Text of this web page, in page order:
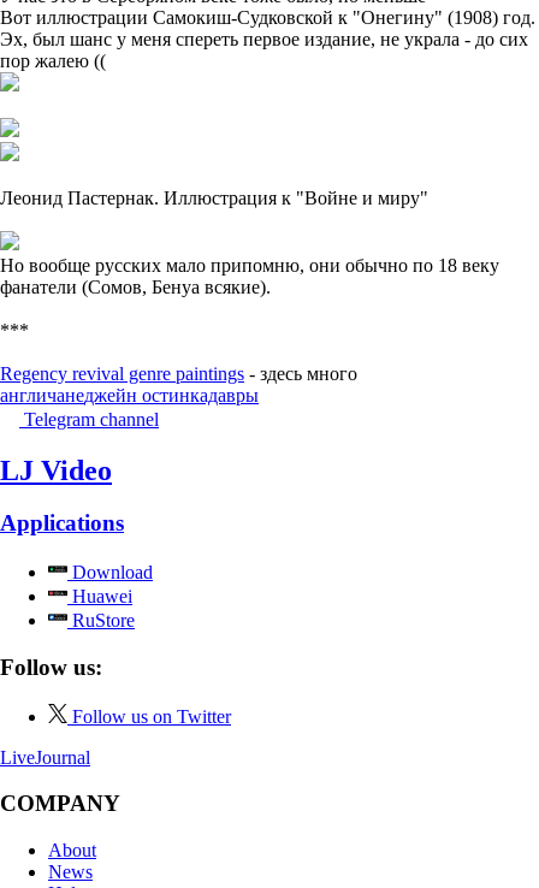
Вот иллюстрации Самокиш-Судковской к "Онегину" (1908) год.
Эх, был шанс у меня спереть первое издание, не украла - до сих
пор жалею ((
Леонид Пастернак. Иллюстрация к "Войне и миру"
Но вообще русских мало припомню, они обычно по 18 веку
фанатели (Сомов, Бенуа всякие).
***
Regency revival genre paintings - здесь много
англичанеджейн остинкадавры
Telegram channel
LJ Video
Applications
Download
Huawei
RuStore
Follow us:
Follow us on Twitter
LiveJournal
COMPANY
About
News